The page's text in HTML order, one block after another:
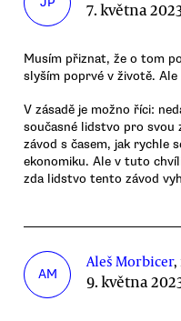
7. května
Musím přiznat, že o tom
slyším poprvé v životě.
V zásadě je možno říci:
současné lidstvo pro svou
závod s časem, jak rychle
ekonomiku. Ale v tuto
zda lidstvo tento závod
AM
Aleš Morbicer,
9. května